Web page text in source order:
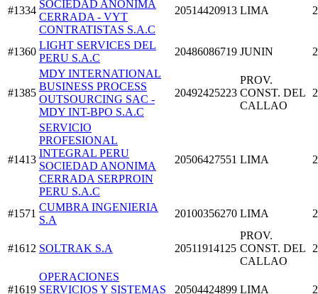
#1334
SOCIEDAD ANONIMA
CERRADA - VYT
CONTRATISTAS S.A.C
20514420913 LIMA
#1360
LIGHT SERVICES DEL
PERU S.A.C
20486086719 JUNIN
#1385
MDY INTERNATIONAL
BUSINESS PROCESS
OUTSOURCING SAC -
MDY INT-BPO S.A.C
20492425223
PROV.
CONST. DEL
CALLAO
#1413
SERVICIO
PROFESIONAL
INTEGRAL PERU
SOCIEDAD ANONIMA
CERRADA SERPROIN
PERU S.A.C
20506427551 LIMA
#1571
CUMBRA INGENIERIA
S.A
20100356270 LIMA
#1612 SOLTRAK S.A 20511914125
PROV.
CONST. DEL
CALLAO
#1619
OPERACIONES
SERVICIOS Y SISTEMAS
20504424899 LIMA